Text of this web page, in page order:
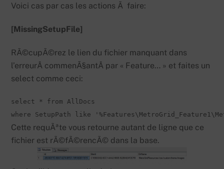
Voici cas par cas les actions Ã faire:
[MissingSetupFile]
RÃ©cupÃ©rez le lien du fichier manquant dans
l’erreurÂ commenÃ§antÂ par « Feature… » et faites un
select comme ceci:
select * from AllDocs
where SetupPath like
Cette requÃªte vous retourne autant de ligne que ce
fichier est rÃ©fÃ©rencÃ© dans la base.